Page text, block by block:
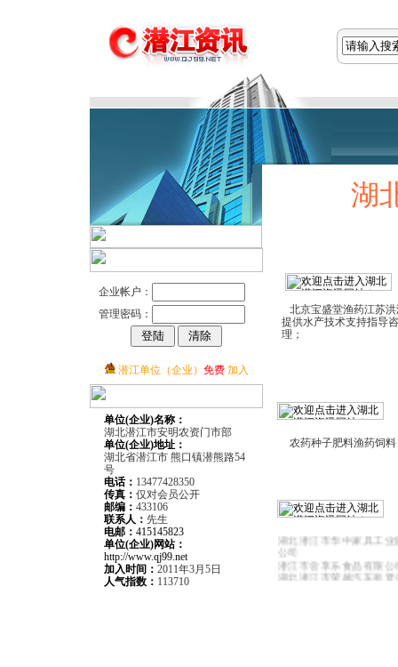
湖
企业帐户：
管理密码：
潜江单位（企业） 免费加入
单位(企业)名称：
湖北潜江市安明农资门市部
单位(企业)地址：
湖北省潜江市 熊口镇潜熊路54
号
电话： 13477428350
传真： 仅对会员公开
邮编： 433106
联系人： 先生
电邮： 415145823
单位(企业)网站：
http://www.qj99.net
加入时间： 2011年3月5日
人气指数： 113710
北京宝盛堂渔药江苏
提供水产技术支持指导
理；
农药种子肥料渔药饲料
潜江市喜路汽车租赁服务
湖北潜江市华中家具工业
公司
潜江市尝享乐食品有限公
湖北潜江市荣越汽车租赁